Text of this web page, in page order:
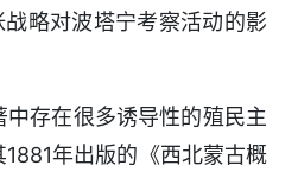
略对波塔宁考察活动的影
存在很多诱导性的殖民主
年出版的《西北蒙古概